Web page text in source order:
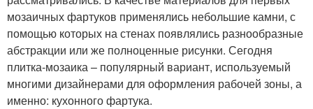
мозаичных фартуков применялись небольшие камни, с
помощью которых на стенах появлялись разнообразные
абстракции или же полноценные рисунки. Сегодня
плитка-мозаика – популярный вариант, используемый
многими дизайнерами для оформления рабочей зоны, а
именно: кухонного фартука.